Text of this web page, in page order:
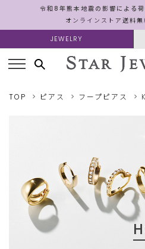
令和8年熊本地震の影響による
オンラインストア送料
JEWELRY
TOP ピアス フープピアス